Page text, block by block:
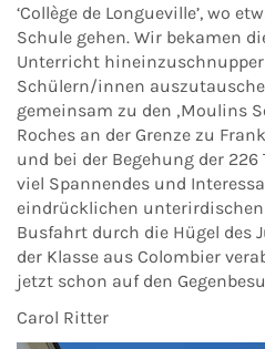
‘Collège de Longueville’, wo
Schule gehen. Wir bekamen
Unterricht
Schülern/innen
gemeinsam zu den ‚Moulins
Roches an der Grenze zu
und bei der Begehung der
viel Spannendes und
eindrücklichen unterirdischen
Busfahrt durch die Hügel des
der Klasse aus Colombier
jetzt schon auf den
Carol Ritter